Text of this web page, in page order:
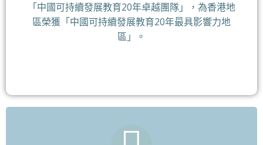
「中國可持續發展教育20年卓越團隊」，為香港地
區榮獲「中國可持續發展教育20年最具影響力地
區」。